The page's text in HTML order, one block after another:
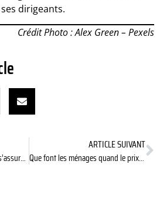
dirigeants.
Crédit Photo : Alex Green – Pexels
Biaise-moi (10) : à quoi bon s’assurer contre le risque ?
ARTICLE SUIVANT
Que font les ménages quand le prix de l’énergie augmente ?